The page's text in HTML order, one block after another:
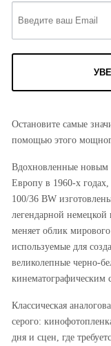
Остановите самые
помощью этого
Вдохновленные
Европу в 1960-х
100/36 BW
легендарной немецкой
меняет облик
используемые для
великолепные черно-
кинематографическим
Классическая
серого:
дня и сцен, где